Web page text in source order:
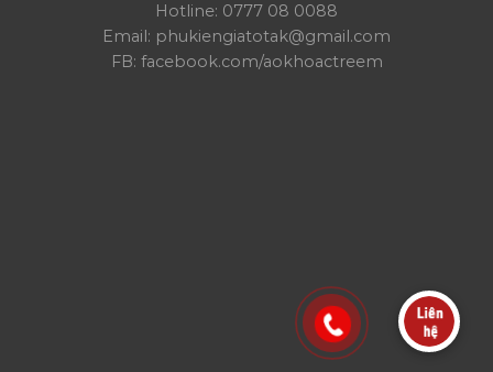
Hotline: 0777 08 0088
Email: phukiengiatotak@gmail.com
FB: facebook.com/aokhoactreem